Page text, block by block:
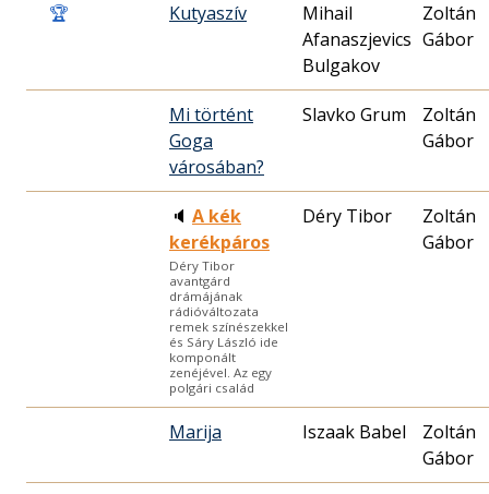
🏆 Kutyaszív
Mihail
Afanaszjevics
Bulgakov
Zoltán
Gábor
Mi történt
Goga
városában?
Slavko Grum
Zoltán
Gábor
🔈 A kék
kerékpáros
Déry Tibor
avantgárd
drámájának
rádióváltozata
remek színészekkel
és Sáry László ide
komponált
zenéjével. Az egy
polgári család
Déry Tibor
Zoltán
Gábor
Marija Iszaak Babel
Zoltán
Gábor